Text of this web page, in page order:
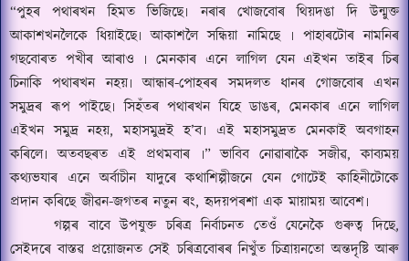
“পুহৰ পথাৰখন হিমত ভিজিছে৷ নৰাৰ খোজবোৰ থিয়দঙা দি উন্মুক্ত
আকাশখনলৈকে ধিয়াইছে৷ আকাশলৈ সন্ধিয়া নামিছে ৷ পাহাৰটোৰ নামনিৰ
গছবোৰত পখীৰ আৰাও ৷ মেনকাৰ এনে লাগিল যেন এইখন তাইৰ চিৰ
চিনাকি পথাৰখন নহয়৷ আন্ধাৰ-পোহৰৰ সমদলত ধানৰ গোজবোৰ এখন
সমুদ্ৰৰ ৰূপ পাইছে৷ সিহঁতৰ পথাৰখন যিহে ডাঙৰ, মেনকাৰ এনে লাগিল
এইখন সমুদ্ৰ নহয়,মহাসমুদ্ৰই হ’ব৷ এই মহাসমুদ্ৰত মেনকাই অবগাহন
কৰিলে৷ অতবছৰত এই প্ৰথমবাৰ ৷”ভাবিব নোৱাৰাকৈ সজীৱ,কাব্যময়
কথ্যভযাৰ এনে অৰ্বাচীন যাদুৰে কথাশিল্পীজনে যেন গোটেই কাহিনীটোকে
প্ৰদান কৰিছে জীৱন-জগতৰ নতুন ৰং,হৃদয়পৰশা এক মায়াময় আবেশ৷
গল্পৰ বাবে উপযুক্ত চৰিত্ৰ নিৰ্বাচনত তেওঁ যেনেকৈ গুৰুত্ব দিছে,
সেইদৰে বাস্তৱ প্ৰয়োজনত সেই চৰিত্রবোৰৰ নিখুঁত চিত্ৰায়নতো অন্তদৃষ্টি আৰু